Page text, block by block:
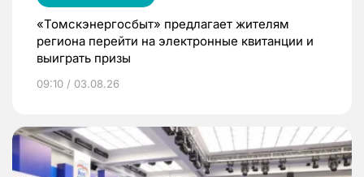
«Томскэнергосбыт» предлагает жителям
региона перейти на электронные квитанции и
выиграть призы
09:10 / 03.08.26